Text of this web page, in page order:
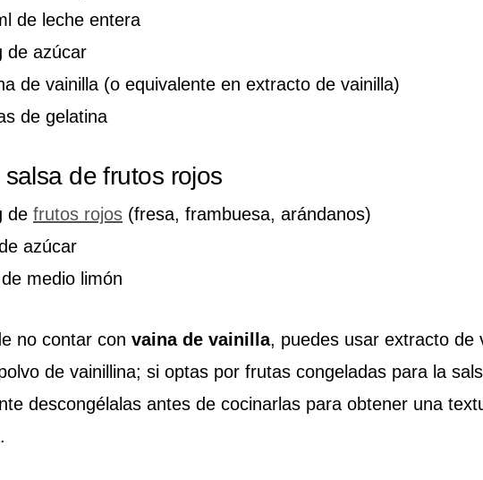
de leche entera
de azúcar
de vainilla (o equivalente en extracto de vainilla)
de gelatina
salsa de frutos rojos
de frutos rojos (fresa, frambuesa, arándanos)
azúcar
medio limón
no contar con vaina de vainilla, puedes usar extracto de
de vainillina; si optas por frutas congeladas para la
descongélalas antes de cocinarlas para obtener una